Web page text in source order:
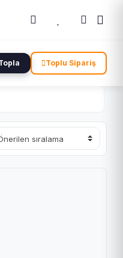
Toplu Sipariş